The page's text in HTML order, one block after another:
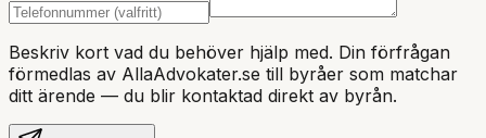
Beskriv kort vad du behöver hjälp med. Din förfrågan
förmedlas av AllaAdvokater.se till byråer som matchar
ditt ärende — du blir kontaktad direkt av byrån.